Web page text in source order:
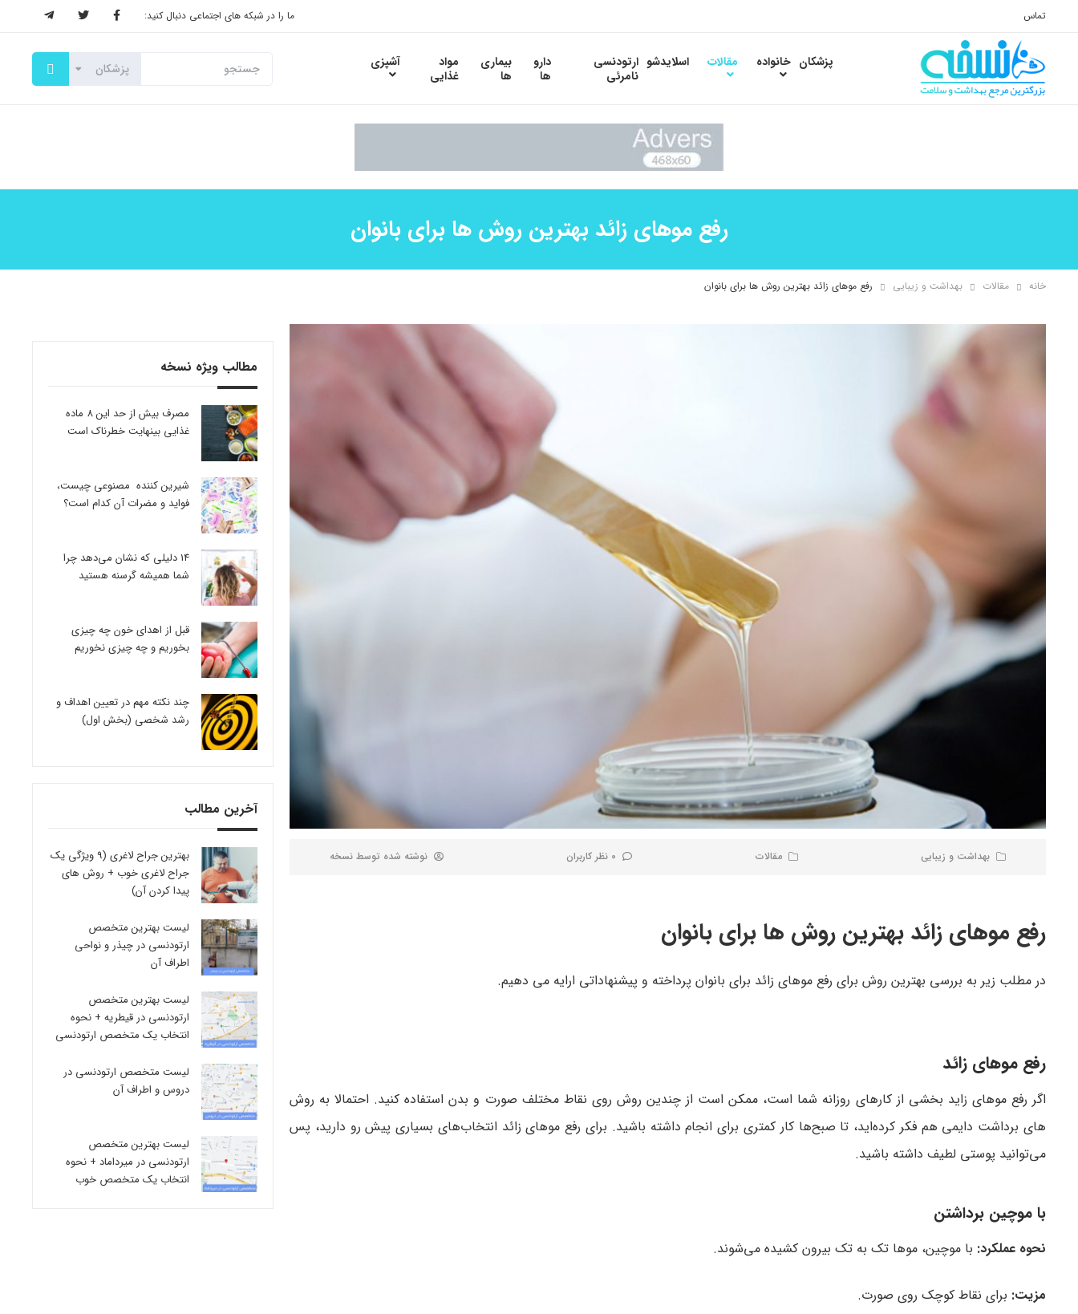
تماس ما را در شبکه های اجتماعی دنبال کنید:
پزشکان خانواده مقالات اسلایدشو ارتودنسی
نامرئی
دارو
ها
بیماری
ها
مواد
غذایی
آشپزی
رفع موهای زائد بهترین روش ها برای بانوان
خانه مقالات بهداشت و زیبایی رفع موهای زائد بهترین روش ها برای بانوان
بهداشت و زیبایی مقالات 0 نظر کاربران نوشته شده توسط نسخه
رفع موهای زائد بهترین روش ها برای بانوان
در مطلب زیر به بررسی بهترین روش برای رفع موهای زائد برای بانوان پرداخته و پیشنهاداتی ارایه می دهیم.
رفع موهای زائد
اگر رفع موهای زاید بخشی از کارهای روزانه شما است، ممکن است از چندین روش روی نقاط مختلف صورت و بدن استفاده کنید. احتمالا به روش
های برداشت دایمی هم فکر کرده‌اید، تا صبح‌ها کار کمتری برای انجام داشته باشید. برای رفع موهای زائد انتخاب‌های بسیاری پیش رو دارید، پس
می‌توانید پوستی لطیف داشته باشید.
با موچین برداشتن
نحوه عملکرد: با موچین، موها تک به تک بیرون کشیده می‌شوند.
مزیت: برای نقاط کوچک روی صورت.
مطالب ویژه نسخه
مصرف بیش از حد این 8 ماده
غذایی بینهایت خطرناک است
شیرین کننده مصنوعی چیست،
فواید و مضرات آن کدام است؟
14 دلیلی که نشان می‌دهد چرا
شما همیشه گرسنه هستید
قبل از اهدای خون چه چیزی
بخوریم و چه چیزی نخوریم
چند نکته مهم در تعیین اهداف و
رشد شخصی (بخش اول)
آخرین مطالب
بهترین جراح لاغری (9 ویژگی یک
جراح لاغری خوب + روش های
پیدا کردن آن)
لیست بهترین متخصص
ارتودنسی در چیذر و نواحی
اطراف آن
لیست بهترین متخصص
ارتودنسی در قیطریه + نحوه
انتخاب یک متخصص ارتودنسی
لیست متخصص ارتودنسی در
دروس و اطراف آن
لیست بهترین متخصص
ارتودنسی در میرداماد + نحوه
انتخاب یک متخصص خوب